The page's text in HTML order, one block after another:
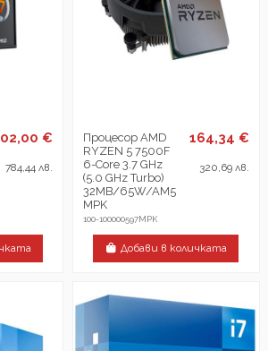
€
784,44 лв.
Процесор AMD
RYZEN 5 7500F
6-Core 3.7 GHz
(5.0 GHz Turbo)
32MB/65W/AM5
MPK
100-100000597MPK
164,34 €
320,69 лв.
Добави в количката